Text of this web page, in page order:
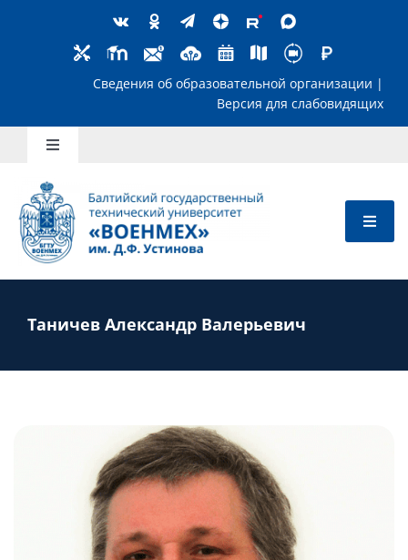
Сведения об образовательной
Toggle
Школьникам
Абитуриентам
Преподавателям
Партнерам
Таничев Александр Валерьевич